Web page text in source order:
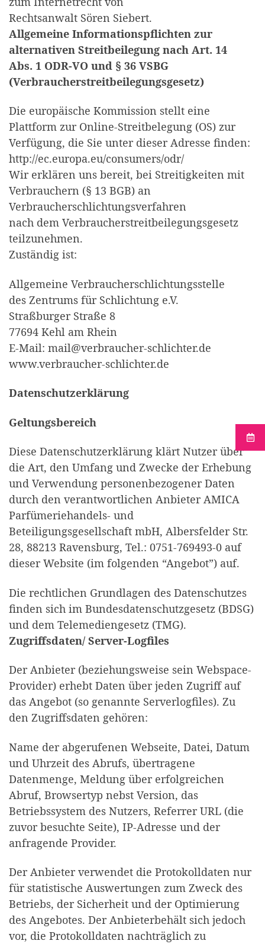
Rechtsanwalt Sören Siebert.
Allgemeine Informationspflichten zur
alternativen Streitbeilegung nach Art. 14
Abs. 1 ODR-VO und § 36 VSBG
(Verbraucherstreitbeilegungsgesetz)
Die europäische Kommission stellt eine
Plattform zur Online-Streitbelegung (OS) zur
Verfügung, die Sie unter dieser Adresse finden:
http://ec.europa.eu/consumers/odr/
Wir erklären uns bereit, bei Streitigkeiten mit
Verbrauchern (§ 13 BGB) an
Verbraucherschlichtungsverfahren
nach dem Verbraucherstreitbeilegungsgesetz
teilzunehmen.
Zuständig ist:
Allgemeine Verbraucherschlichtungsstelle
des Zentrums für Schlichtung e.V.
Straßburger Straße 8
77694 Kehl am Rhein
E-Mail: mail@verbraucher-schlichter.de
www.verbraucher-schlichter.de
Datenschutzerklärung
Geltungsbereich
Diese Datenschutzerklärung klärt Nutzer über
die Art, den Umfang und Zwecke der Erhebung
und Verwendung personenbezogener Daten
durch den verantwortlichen Anbieter AMICA
Parfümeriehandels- und
Beteiligungsgesellschaft mbH, Albersfelder Str.
28, 88213 Ravensburg, Tel.: 0751-769493-0 auf
dieser Website (im folgenden “Angebot”) auf.
Die rechtlichen Grundlagen des Datenschutzes
finden sich im Bundesdatenschutzgesetz (BDSG)
und dem Telemediengesetz (TMG).
Zugriffsdaten/ Server-Logfiles
Der Anbieter (beziehungsweise sein Webspace-
Provider) erhebt Daten über jeden Zugriff auf
das Angebot (so genannte Serverlogfiles). Zu
den Zugriffsdaten gehören:
Name der abgerufenen Webseite, Datei, Datum
und Uhrzeit des Abrufs, übertragene
Datenmenge, Meldung über erfolgreichen
Abruf, Browsertyp nebst Version, das
Betriebssystem des Nutzers, Referrer URL (die
zuvor besuchte Seite), IP-Adresse und der
anfragende Provider.
Der Anbieter verwendet die Protokolldaten nur
für statistische Auswertungen zum Zweck des
Betriebs, der Sicherheit und der Optimierung
des Angebotes. Der Anbieterbehält sich jedoch
vor, die Protokolldaten nachträglich zu